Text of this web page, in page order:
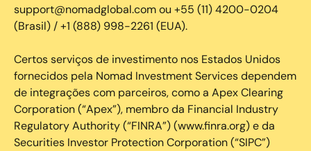
support@nomadglobal.com ou +55 (11) 4200-0204
(Brasil) / +1 (888) 998-2261 (EUA).
Certos serviços de investimento nos Estados Unidos
fornecidos pela Nomad Investment Services dependem
de integrações com parceiros, como a Apex Clearing
Corporation (“Apex”), membro da Financial Industry
Regulatory Authority (“FINRA”) (www.finra.org) e da
Securities Investor Protection Corporation (“SIPC”)